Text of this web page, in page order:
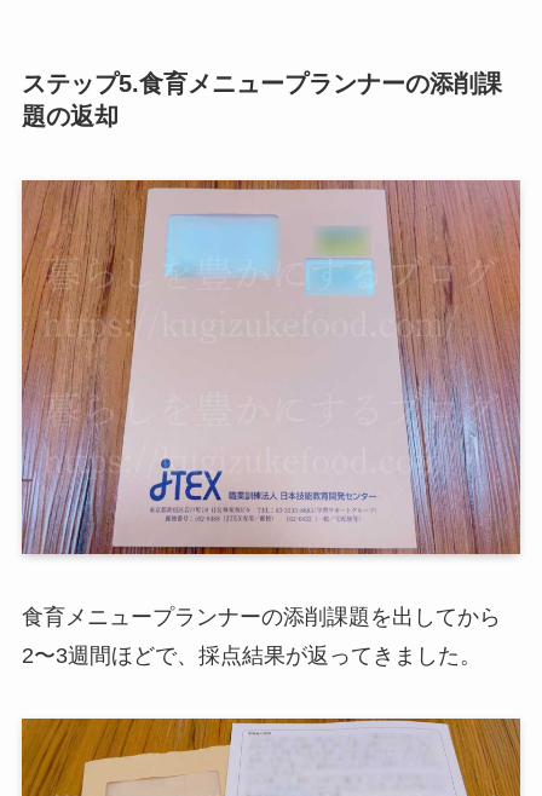
ステップ5.食育メニュープランナーの添削課
題の返却
食育メニュープランナーの添削課題を出してから
2〜3週間ほどで、採点結果が返ってきました。